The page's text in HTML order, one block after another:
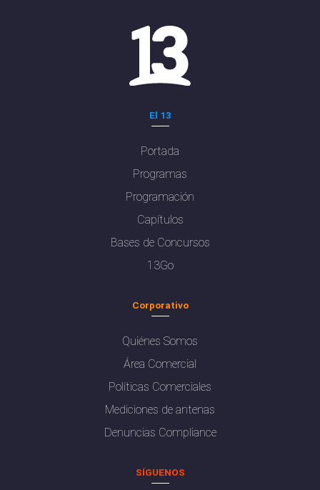
El 13
Portada
Programas
Programación
Capítulos
Bases de Concursos
13Go
Corporativo
Quiénes Somos
Área Comercial
Políticas Comerciales
Mediciones de antenas
Denuncias Compliance
SÍGUENOS